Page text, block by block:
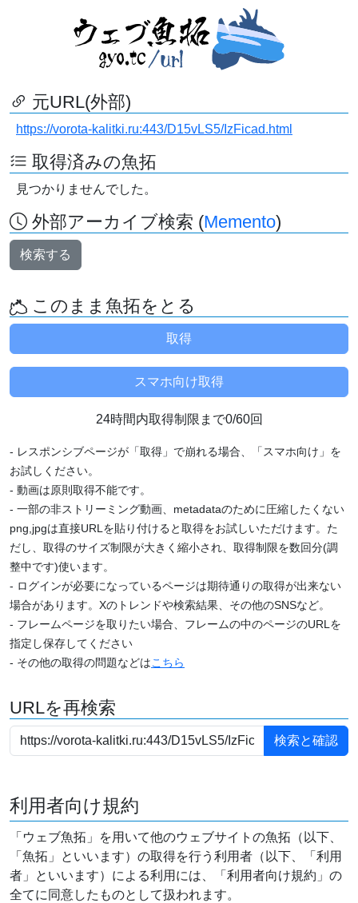
元URL(外部)
https://vorota-kalitki.ru:443/D15vLS5/IzFicad.html
取得済みの魚拓
見つかりませんでした。
外部アーカイブ検索 (Memento)
検索する
このまま魚拓をとる
24時間内取得制限まで0/60回
- レスポンシブページが「取得」で崩れる場合、「スマホ向け」を
お試しください。
- 動画は原則取得不能です。
- 一部の非ストリーミング動画、metadataのために圧縮したくない
png,jpgは直接URLを貼り付けると取得をお試しいただけます。た
だし、取得のサイズ制限が大きく縮小され、取得制限を数回分(調
整中です)使います。
- ログインが必要になっているページは期待通りの取得が出来ない
場合があります。Xのトレンドや検索結果、その他のSNSなど。
- フレームページを取りたい場合、フレームの中のページのURLを
指定し保存してください
- その他の取得の問題などはこちら
URLを再検索
利用者向け規約
「ウェブ魚拓」を用いて他のウェブサイトの魚拓（以下、
「魚拓」といいます）の取得を行う利用者（以下、「利用
者」といいます）による利用には、「利用者向け規約」の
全てに同意したものとして扱われます。